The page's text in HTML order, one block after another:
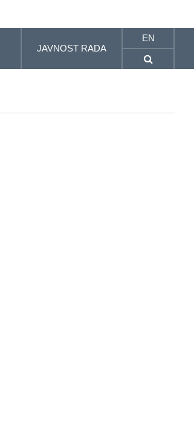
JAVNOST RADA
EN